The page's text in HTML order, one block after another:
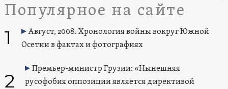
Популярное на сайте
1
Август, 2008. Хронология войны вокруг Южной
Осетии в фактах и фотографиях
2
Премьер-министр Грузии: «Нынешняя
русофобия оппозиции является директивой